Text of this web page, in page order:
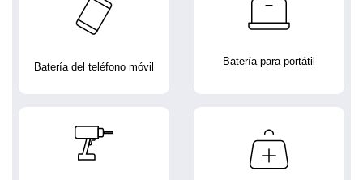
Batería del teléfono móvil Batería para portátil